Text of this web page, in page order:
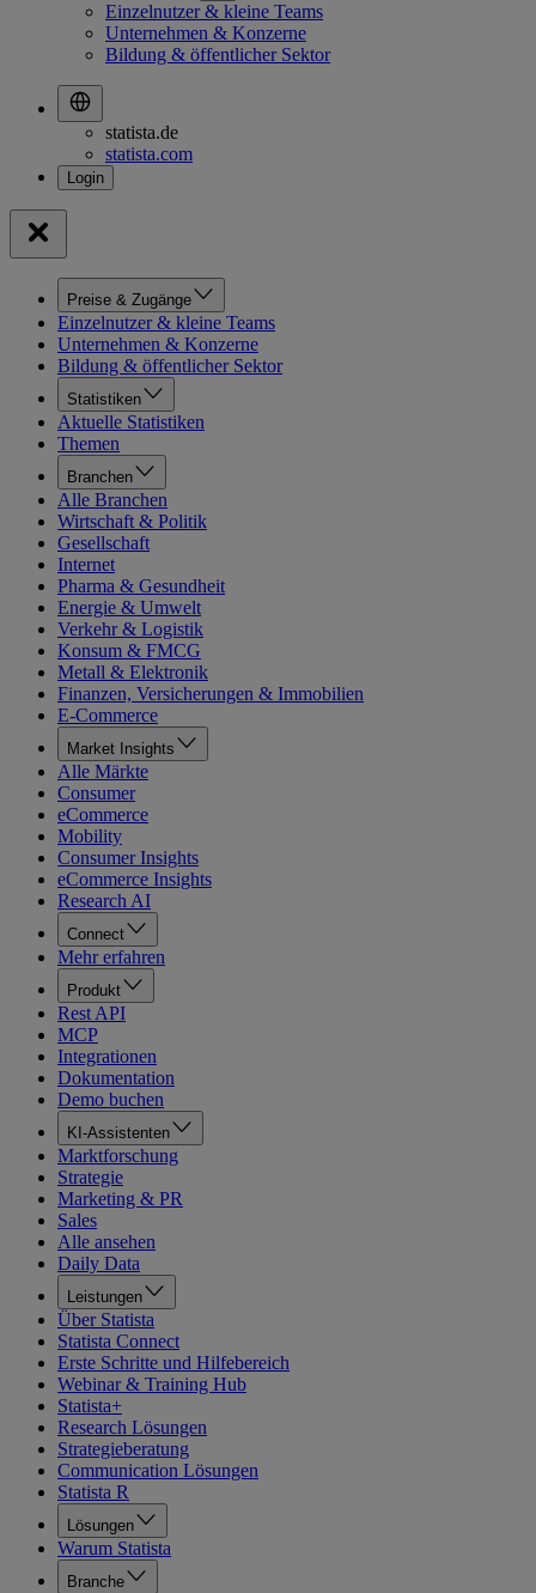
Einzelnutzer & kleine Teams
Unternehmen & Konzerne
Bildung & öffentlicher Sektor
statista.de
statista.com
Preise & Zugänge
Einzelnutzer & kleine Teams
Unternehmen & Konzerne
Bildung & öffentlicher Sektor
Statistiken
Aktuelle Statistiken
Themen
Branchen
Alle Branchen
Wirtschaft & Politik
Gesellschaft
Internet
Pharma & Gesundheit
Energie & Umwelt
Verkehr & Logistik
Konsum & FMCG
Metall & Elektronik
Finanzen, Versicherungen & Immobilien
E-Commerce
Market Insights
Alle Märkte
Consumer
eCommerce
Mobility
Consumer Insights
eCommerce Insights
Research AI
Connect
Mehr erfahren
Produkt
Rest API
MCP
Integrationen
Dokumentation
Demo buchen
KI-Assistenten
Marktforschung
Strategie
Marketing & PR
Sales
Alle ansehen
Daily Data
Leistungen
Über Statista
Statista Connect
Erste Schritte und Hilfebereich
Webinar & Training Hub
Statista+
Research Lösungen
Strategieberatung
Communication Lösungen
Statista R
Lösungen
Warum Statista
Branche